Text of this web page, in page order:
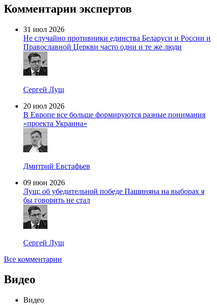
Комментарии экспертов
31 июл 2026
Не случайно противники единства Беларуси и России и
Православной Церкви часто одни и те же люди
Сергей Лущ
20 июл 2026
В Европе все больше формируются разные понимания
«проекта Украина»
Дмитрий Евстафьев
09 июн 2026
Лущ: об убедительной победе Пашиняна на выборах я
бы говорить не стал
Сергей Лущ
Все комментарии
Видео
Видео